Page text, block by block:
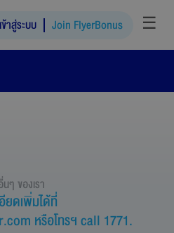
เข้าสู่ระบบ Join FlyerBonus ☰
ๆ ของเรา
ยดเพิ่มได้ที่
หรือโทรฯ call 1771.